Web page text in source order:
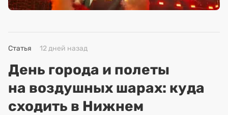
Статья 12 дней назад
День города и полеты
на воздушных шарах: куда
сходить в Нижнем